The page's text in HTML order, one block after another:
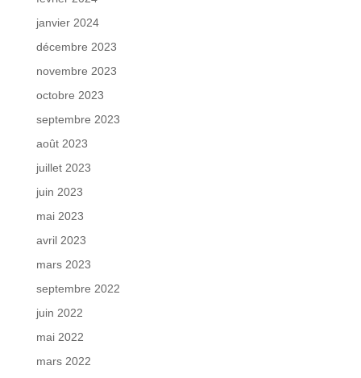
janvier 2024
décembre 2023
novembre 2023
octobre 2023
septembre 2023
août 2023
juillet 2023
juin 2023
mai 2023
avril 2023
mars 2023
septembre 2022
juin 2022
mai 2022
mars 2022